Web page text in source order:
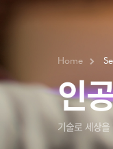
Home
인
기술로 세상을